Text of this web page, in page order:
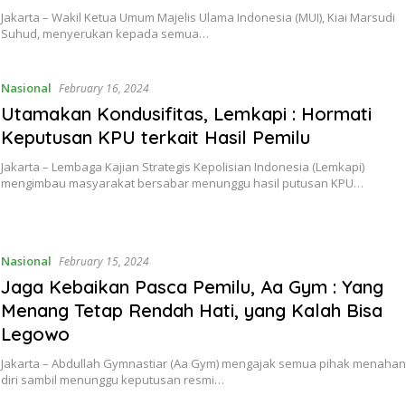
Jakarta – Wakil Ketua Umum Majelis Ulama Indonesia (MUI), Kiai Marsudi
Suhud, menyerukan kepada semua…
Nasional February 16, 2024
Utamakan Kondusifitas, Lemkapi : Hormati
Keputusan KPU terkait Hasil Pemilu
Jakarta – Lembaga Kajian Strategis Kepolisian Indonesia (Lemkapi)
mengimbau masyarakat bersabar menunggu hasil putusan KPU…
Nasional February 15, 2024
Jaga Kebaikan Pasca Pemilu, Aa Gym : Yang
Menang Tetap Rendah Hati, yang Kalah Bisa
Legowo
Jakarta – Abdullah Gymnastiar (Aa Gym) mengajak semua pihak menahan
diri sambil menunggu keputusan resmi…